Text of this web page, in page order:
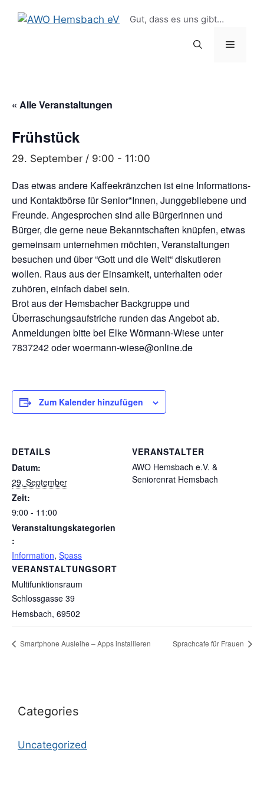
springen
Inhalt
Gut, dass es uns gibt…
Menü
« Alle Veranstaltungen
Frühstück
29. September / 9:00 - 11:00
Das etwas andere Kaffeekränzchen ist eine Informations-
und Kontaktbörse für Senior*Innen, Junggebliebene und
Freunde. Angesprochen sind alle Bürgerinnen und
Bürger, die gerne neue Bekanntschaften knüpfen, etwas
gemeinsam unternehmen möchten, Veranstaltungen
besuchen und über “Gott und die Welt“ diskutieren
wollen. Raus aus der Einsamkeit, unterhalten oder
zuhören, einfach dabei sein.
Brot aus der Hemsbacher Backgruppe und
Überraschungsaufstriche runden das Angebot ab.
Anmeldungen bitte bei Elke Wörmann-Wiese unter
7837242 oder woermann-wiese@online.de
Zum Kalender hinzufügen
DETAILS
Datum:
29. September
Zeit:
9:00 - 11:00
Veranstaltungskategorien
:
Information, Spass
VERANSTALTUNGSORT
Multifunktionsraum
Schlossgasse 39
Hemsbach, 69502
VERANSTALTER
AWO Hemsbach e.V. &
Seniorenrat Hemsbach
Smartphone Ausleihe – Apps installieren Sprachcafe für Frauen
Categories
Uncategorized